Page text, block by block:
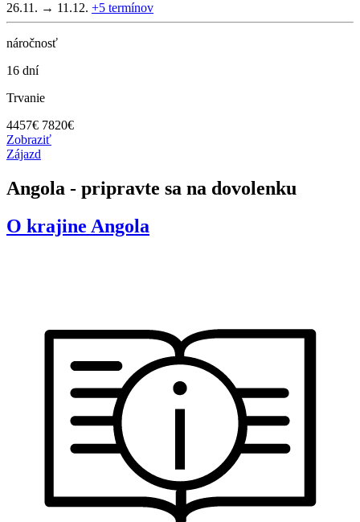
26.11. → 11.12. +5 termínov
náročnosť
16 dní
Trvanie
4457€ 7820€
Zobraziť
Zájazd
Angola - pripravte sa na dovolenku
O krajine Angola